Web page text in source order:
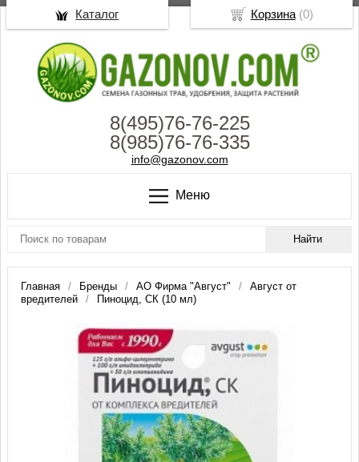
8(495)76-76-225
8(985)76-76-335
info@gazonov.com
Меню
Главная Бренды АО Фирма "Август"
Август от
вредителей
Пиноцид, СК (10 мл)
Корзина(0)
Каталог